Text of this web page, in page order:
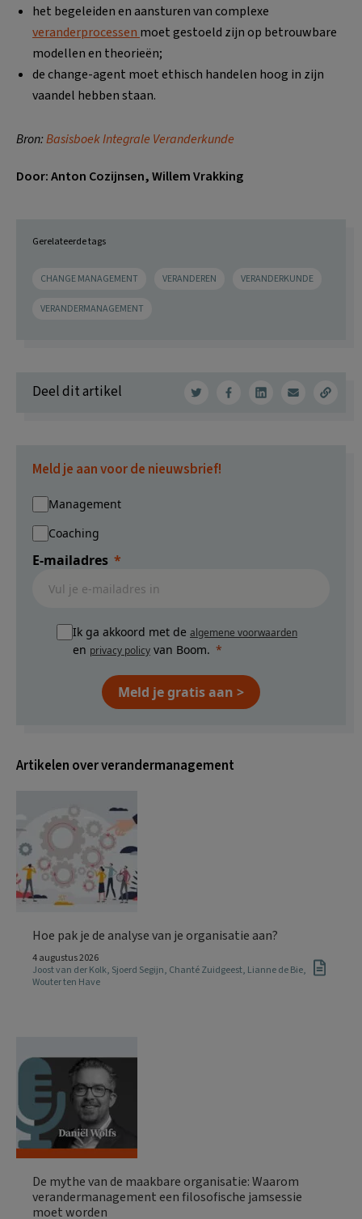
het begeleiden en aansturen van complexe
veranderprocessen moet gestoeld zijn op betrouwbare
modellen en theorieën;
de change-agent moet ethisch handelen hoog in zijn
vaandel hebben staan.
Bron:Basisboek Integrale Veranderkunde
Door: Anton Cozijnsen, Willem Vrakking
Gerelateerde tags
CHANGE MANAGEMENT VERANDEREN VERANDERKUNDE
VERANDERMANAGEMENT
Deel dit artikel
Meld je aan voor de nieuwsbrief!
Management
Coaching
E-mailadres
Ik ga akkoord met de algemene voorwaarden
en privacy policy van Boom.
Meld je gratis aan >
Artikelen over verandermanagement
Hoe pak je de analyse van je organisatie aan?
4 augustus 2026
Joost van der Kolk, Sjoerd Segijn, Chanté Zuidgeest, Lianne de Bie,
Wouter ten Have
De mythe van de maakbare organisatie: Waarom
verandermanagement een filosofische jamsessie
moet worden